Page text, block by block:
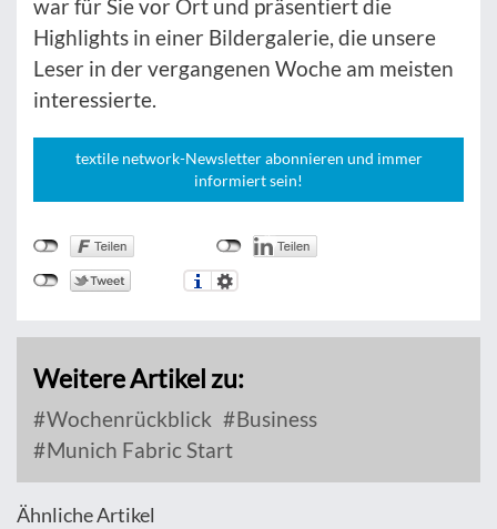
war für Sie vor Ort und präsentiert die
Highlights in einer Bildergalerie, die unsere
Leser in der vergangenen Woche am meisten
interessierte.
textile network-Newsletter abonnieren und immer
informiert sein!
Weitere Artikel zu:
Wochenrückblick
Business
Munich Fabric Start
Ähnliche Artikel